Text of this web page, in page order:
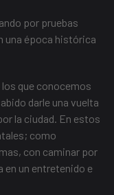
por pruebas
una época histórica
que conocemos
darle una vuelta
la ciudad. En estos
como
con caminar por
un entretenido e